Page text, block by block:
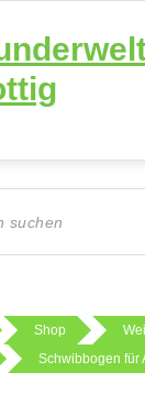
Shop
Schwibbogen für